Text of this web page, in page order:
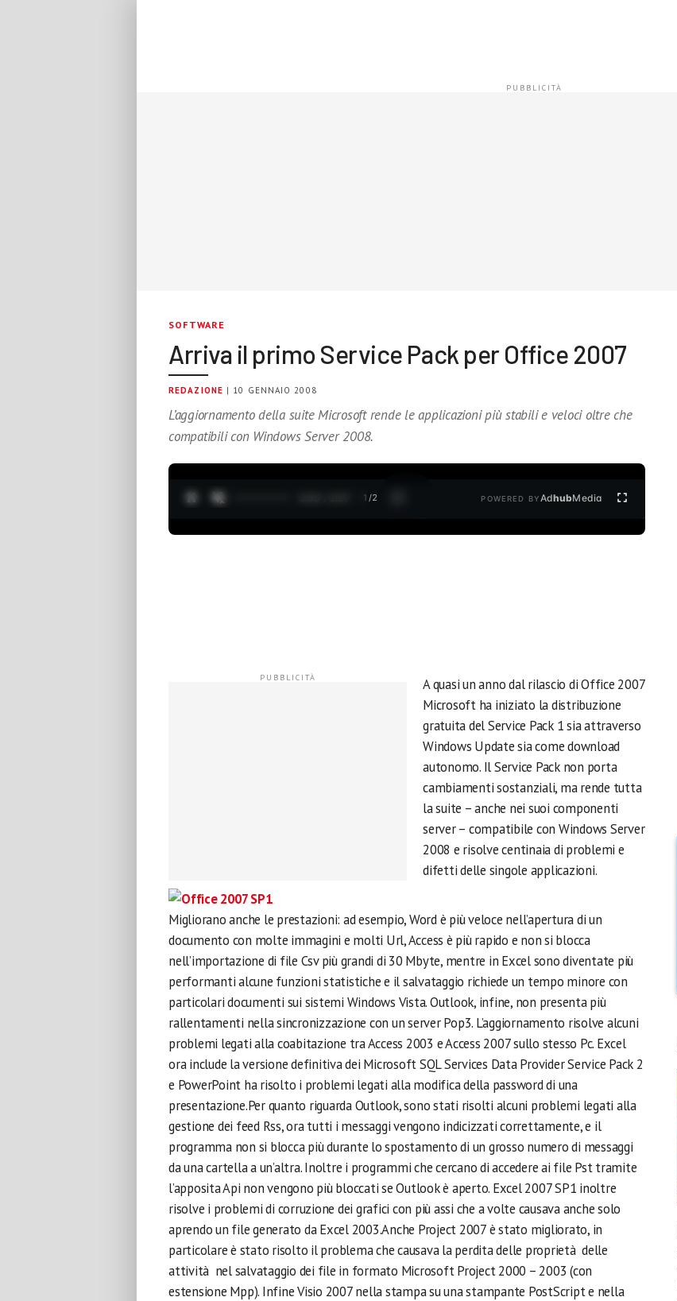
SOFTWARE
Arriva il primo Service Pack per Office 2007
REDAZIONE | 10 GENNAIO 2008
L’aggiornamento della suite Microsoft rende le applicazioni più stabili e veloci oltre che
compatibili con Windows Server 2008.
1 /2 POWERED BYAdhubMedia
A quasi un anno dal rilascio di Office 2007
Microsoft ha iniziato la distribuzione
gratuita del Service Pack 1 sia attraverso
Windows Update sia come download
autonomo. Il Service Pack non porta
cambiamenti sostanziali, ma rende tutta
la suite – anche nei suoi componenti
server – compatibile con Windows Server
2008 e risolve centinaia di problemi e
difetti delle singole applicazioni.
Migliorano anche le prestazioni: ad esempio, Word è più veloce nell’apertura di un
documento con molte immagini e molti Url, Access è più rapido e non si blocca
nell’importazione di file Csv più grandi di 30 Mbyte, mentre in Excel sono diventate più
performanti alcune funzioni statistiche e il salvataggio richiede un tempo minore con
particolari documenti sui sistemi Windows Vista. Outlook, infine, non presenta più
rallentamenti nella sincronizzazione con un server Pop3. L’aggiornamento risolve alcuni
problemi legati alla coabitazione tra Access 2003 e Access 2007 sullo stesso Pc. Excel
ora include la versione definitiva dei Microsoft SQL Services Data Provider Service Pack 2
e PowerPoint ha risolto i problemi legati alla modifica della password di una
presentazione.Per quanto riguarda Outlook, sono stati risolti alcuni problemi legati alla
gestione dei feed Rss, ora tutti i messaggi vengono indicizzati correttamente, e il
programma non si blocca più durante lo spostamento di un grosso numero di messaggi
da una cartella a un’altra. Inoltre i programmi che cercano di accedere ai file Pst tramite
l’apposita Api non vengono più bloccati se Outlook è aperto. Excel 2007 SP1 inoltre
risolve i problemi di corruzione dei grafici con più assi che a volte causava anche solo
aprendo un file generato da Excel 2003.Anche Project 2007 è stato migliorato, in
particolare è stato risolto il problema che causava la perdita delle proprietà delle
attività nel salvataggio dei file in formato Microsoft Project 2000 – 2003 (con
estensione Mpp). Infine Visio 2007 nella stampa su una stampante PostScript e nella